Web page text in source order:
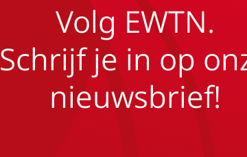
Volg EWTN.
Schrijf je in op
nieuwsbrief!